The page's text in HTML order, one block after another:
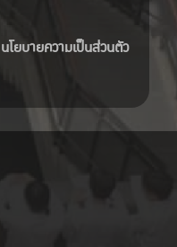
นโยบายความเป็นส่วนตัว